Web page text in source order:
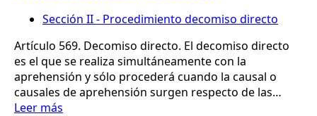
Sección II - Procedimiento decomiso directo
Artículo 569. Decomiso directo. El decomiso directo
es el que se realiza simultáneamente con la
aprehensión y sólo procederá cuando la causal o
causales de aprehensión surgen respecto de las…
Leer más